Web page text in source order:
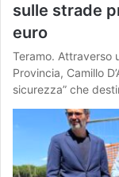
sulle strade
euro
Teramo. Attraverso
Provincia, Camillo
sicurezza” che